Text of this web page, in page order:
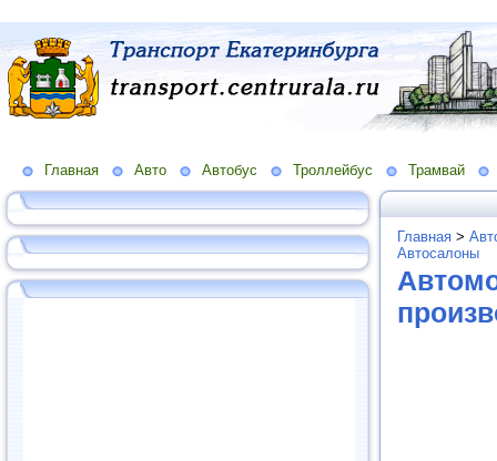
Главная Авто Автобус Троллейбус Трамвай
Главная >
Автосалоны